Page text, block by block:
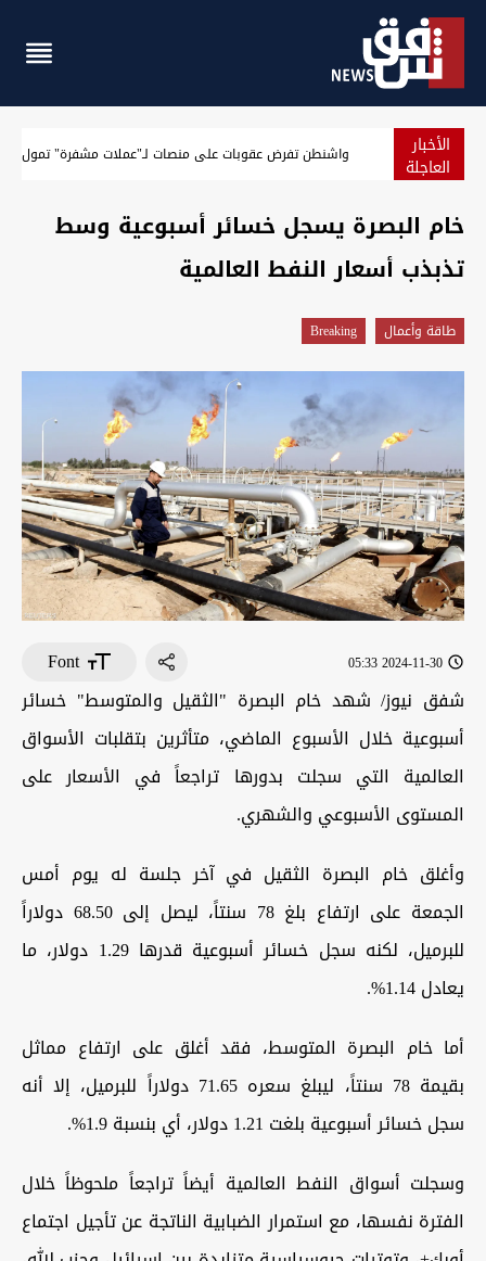
الأخبار
العاجلة واشنطن تفرض عقوبات على منصات لـ"عملات مشفرة" تمول
خام البصرة يسجل خسائر أسبوعية وسط
تذبذب أسعار النفط العالمية
طاقة وأعمال Breaking
2024-11-30 05:33
Font
شفق نيوز/ شهد خام البصرة "الثقيل والمتوسط" خسائر
أسبوعية خلال الأسبوع الماضي، متأثرين بتقلبات الأسواق
العالمية التي سجلت بدورها تراجعاً في الأسعار على
المستوى الأسبوعي والشهري.
وأغلق خام البصرة الثقيل في آخر جلسة له يوم أمس
الجمعة على ارتفاع بلغ 78 سنتاً، ليصل إلى 68.50 دولاراً
للبرميل، لكنه سجل خسائر أسبوعية قدرها 1.29 دولار، ما
يعادل 1.14%.
أما خام البصرة المتوسط، فقد أغلق على ارتفاع مماثل
بقيمة 78 سنتاً، ليبلغ سعره 71.65 دولاراً للبرميل، إلا أنه
سجل خسائر أسبوعية بلغت 1.21 دولار، أي بنسبة 1.9%.
وسجلت أسواق النفط العالمية أيضاً تراجعاً ملحوظاً خلال
الفترة نفسها، مع استمرار الضبابية الناتجة عن تأجيل اجتماع